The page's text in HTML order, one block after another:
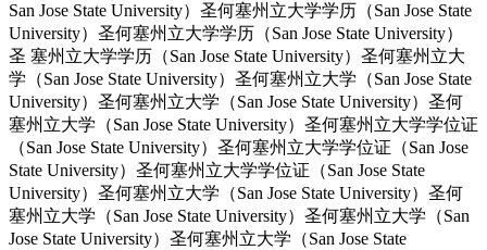
San Jose State University）圣何塞州立大学学历（San Jose State
University）圣何塞州立大学学历（San Jose State University）
圣 塞州立大学学历（San Jose State University）圣何塞州立大
学（San Jose State University）圣何塞州立大学（San Jose State
University）圣何塞州立大学（San Jose State University）圣何
塞州立大学（San Jose State University）圣何塞州立大学学位证
（San Jose State University）圣何塞州立大学学位证（San Jose
State University）圣何塞州立大学学位证（San Jose State
University）圣何塞州立大学（San Jose State University）圣何
塞州立大学（San Jose State University）圣何塞州立大学（San
Jose State University）圣何塞州立大学（San Jose State